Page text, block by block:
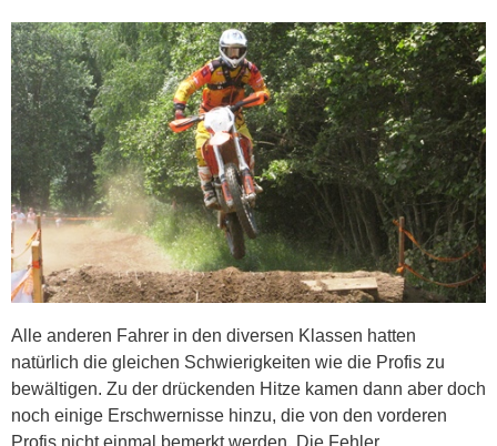
Alle anderen Fahrer in den diversen Klassen hatten
natürlich die gleichen Schwierigkeiten wie die Profis zu
bewältigen. Zu der drückenden Hitze kamen dann aber doch
noch einige Erschwernisse hinzu, die von den vorderen
Profis nicht einmal bemerkt werden. Die Fehler